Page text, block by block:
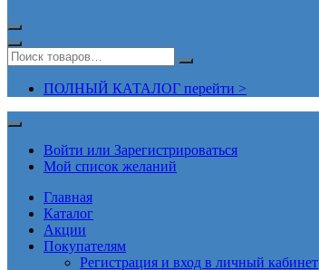
ПОЛНЫЙ КАТАЛОГ перейти >
Войти или Зарегистрироваться
Мой список желаний
Главная
Каталог
Акции
Покупателям
Регистрация и вход в личный кабинет